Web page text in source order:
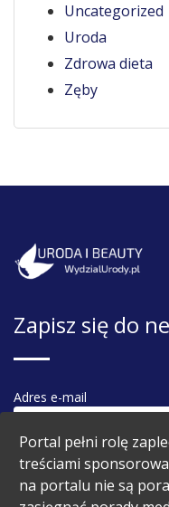
Portal pełni rolę
treściami
na portalu nie są
Uncategorized
Uroda
Zdrowa dieta
Zęby
Zapisz się do
Adres e-mail